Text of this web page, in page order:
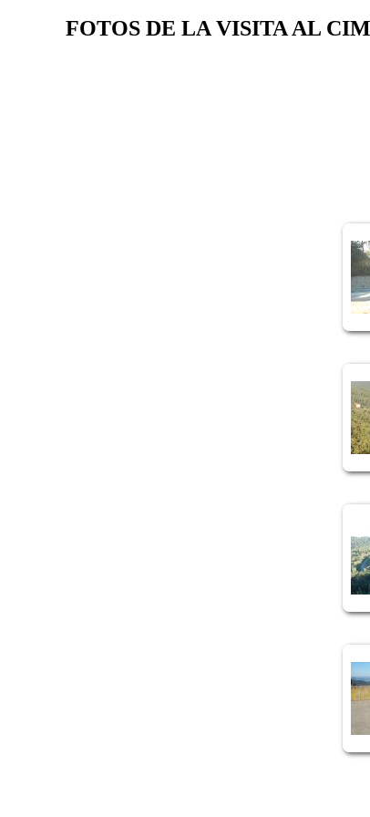
FOTOS DE LA VISITA AL